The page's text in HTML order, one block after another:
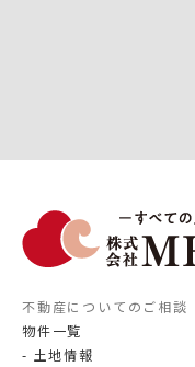
不動産についてのご相談
物件一覧
土地情報